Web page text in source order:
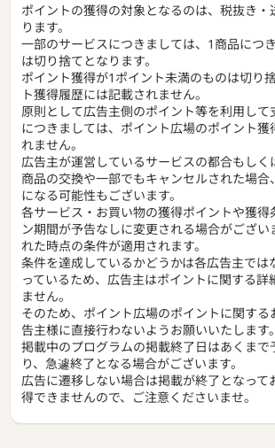
ポイントの獲得の対象となるのは、税抜き・
ります。
一部のサービスにつきましては、1商品につ
は切り捨てとなります。
ポイント獲得が1ポイント未満のものは切り
ト獲得履歴には記載されません。
原則として広告主側のポイント等を利用して
につきましては、ポイント広場のポイント獲
れません。
広告主が運営しているサービスの都合もしく
商品の交換や一部でもキャンセルされた場合
になる可能性もございます。
各サービス・お買い物の獲得ポイントや獲得
ン期間が予告なしに変更される場合がござい
れた時点の条件が適用されます。
条件を達成しているかどうかは各広告主では
っているため、広告主はポイントに関する詳
ません。
そのため、ポイント広場のポイントに関する
告主様に直接行わないようお願いいたします。
掲載中のプログラムの掲載終了日はあくまで
り、急遽終了となる場合がございます。
広告に遷移しない場合は掲載が終了となって
得できませんので、ご注意くださいませ。